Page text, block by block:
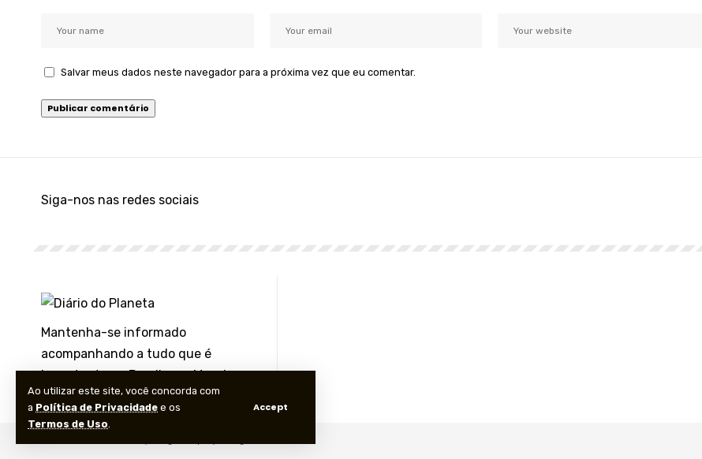
Ao utilizar este site, você concorda com
a Política de Privacidade e os
Termos de Uso.
Accept
Salvar meus dados neste navegador para a próxima vez que eu comentar.
Siga-nos nas redes sociais
Mantenha-se informado
acompanhando a tudo que é
importante no Brasil e no Mundo
pelas nossas redes sociais